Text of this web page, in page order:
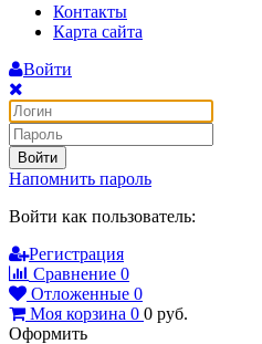
Контакты
Карта сайта
Войти
Войти
Напомнить пароль
Войти как пользователь:
Регистрация
Сравнение 0
Отложенные 0
Моя корзина 0 0 руб.
Оформить